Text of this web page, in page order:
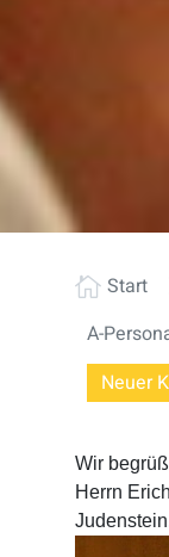
 Start
A-
Neuer
Wir
Herrn